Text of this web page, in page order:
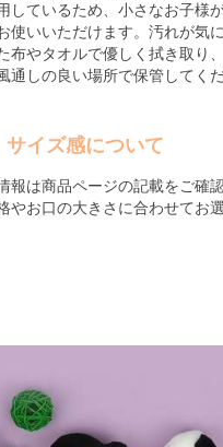
しているため、小さなお子様
使いいただけます。汚れが気
布やタオルで優しく拭き取り
通しの良い場所で保管してく
サイズ感について
報は商品ページの記載をご確
やお口の大きさに合わせてお